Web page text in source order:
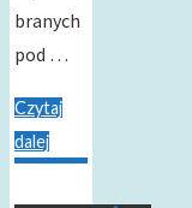
branych
pod …
Czytaj
dalej